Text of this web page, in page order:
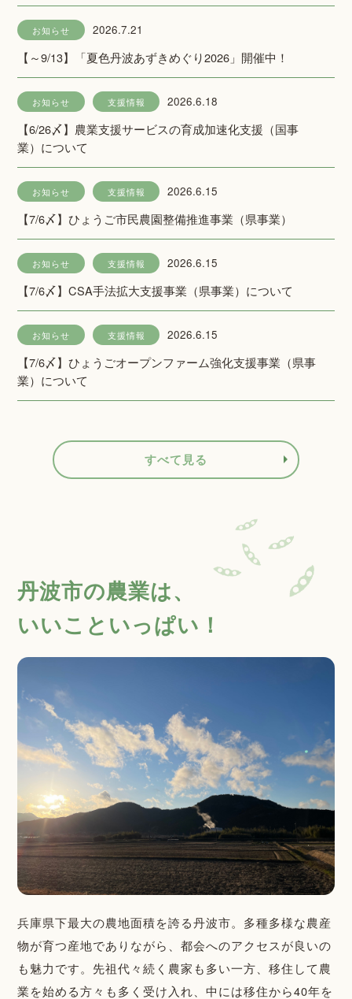
お知らせ 2026.7.21
【～9/13】「夏色丹波あずきめぐり2026」開催中！
お知らせ 支援情報 2026.6.18
【6/26〆】農業支援サービスの育成加速化支援（国事
業）について
お知らせ 支援情報 2026.6.15
【7/6〆】ひょうご市民農園整備推進事業（県事業）
お知らせ 支援情報 2026.6.15
【7/6〆】CSA手法拡大支援事業（県事業）について
お知らせ 支援情報 2026.6.15
【7/6〆】ひょうごオープンファーム強化支援事業（県事
業）について
すべて見る
丹波市の農業は、
いいこといっぱい！
兵庫県下最大の農地面積を誇る丹波市。多種多様な農産
物が育つ産地でありながら、都会へのアクセスが良いの
も魅力です。先祖代々続く農家も多い一方、移住して農
業を始める方々も多く受け入れ、中には移住から40年を